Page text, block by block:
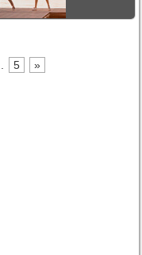
5 »